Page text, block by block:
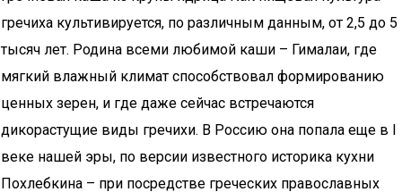
гречиха культивируется, по различным данным, от 2,5 до 5
тысяч лет. Родина всеми любимой каши – Гималаи, где
мягкий влажный климат способствовал формированию
ценных зерен, и где даже сейчас встречаются
дикорастущие виды гречихи. В Россию она попала еще в I
веке нашей эры, по версии известного историка кухни
Похлебкина – при посредстве греческих православных